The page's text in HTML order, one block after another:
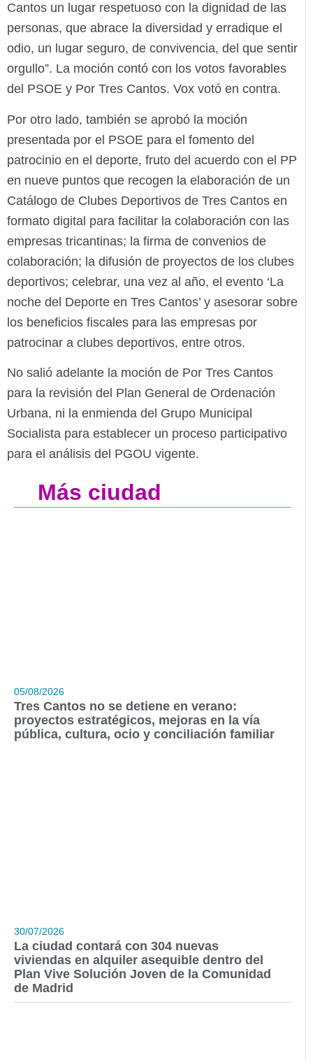
Cantos un lugar respetuoso con la dignidad de las
personas, que abrace la diversidad y erradique el
odio, un lugar seguro, de convivencia, del que sentir
orgullo”. La moción contó con los votos favorables
del PSOE y Por Tres Cantos. Vox votó en contra.
Por otro lado, también se aprobó la moción
presentada por el PSOE para el fomento del
patrocinio en el deporte, fruto del acuerdo con el PP
en nueve puntos que recogen la elaboración de un
Catálogo de Clubes Deportivos de Tres Cantos en
formato digital para facilitar la colaboración con las
empresas tricantinas; la firma de convenios de
colaboración; la difusión de proyectos de los clubes
deportivos; celebrar, una vez al año, el evento ‘La
noche del Deporte en Tres Cantos’ y asesorar sobre
los beneficios fiscales para las empresas por
patrocinar a clubes deportivos, entre otros.
No salió adelante la moción de Por Tres Cantos
para la revisión del Plan General de Ordenación
Urbana, ni la enmienda del Grupo Municipal
Socialista para establecer un proceso participativo
para el análisis del PGOU vigente.
Más ciudad
05/08/2026
Tres Cantos no se detiene en verano:
proyectos estratégicos, mejoras en la vía
pública, cultura, ocio y conciliación familiar
30/07/2026
La ciudad contará con 304 nuevas
viviendas en alquiler asequible dentro del
Plan Vive Solución Joven de la Comunidad
de Madrid